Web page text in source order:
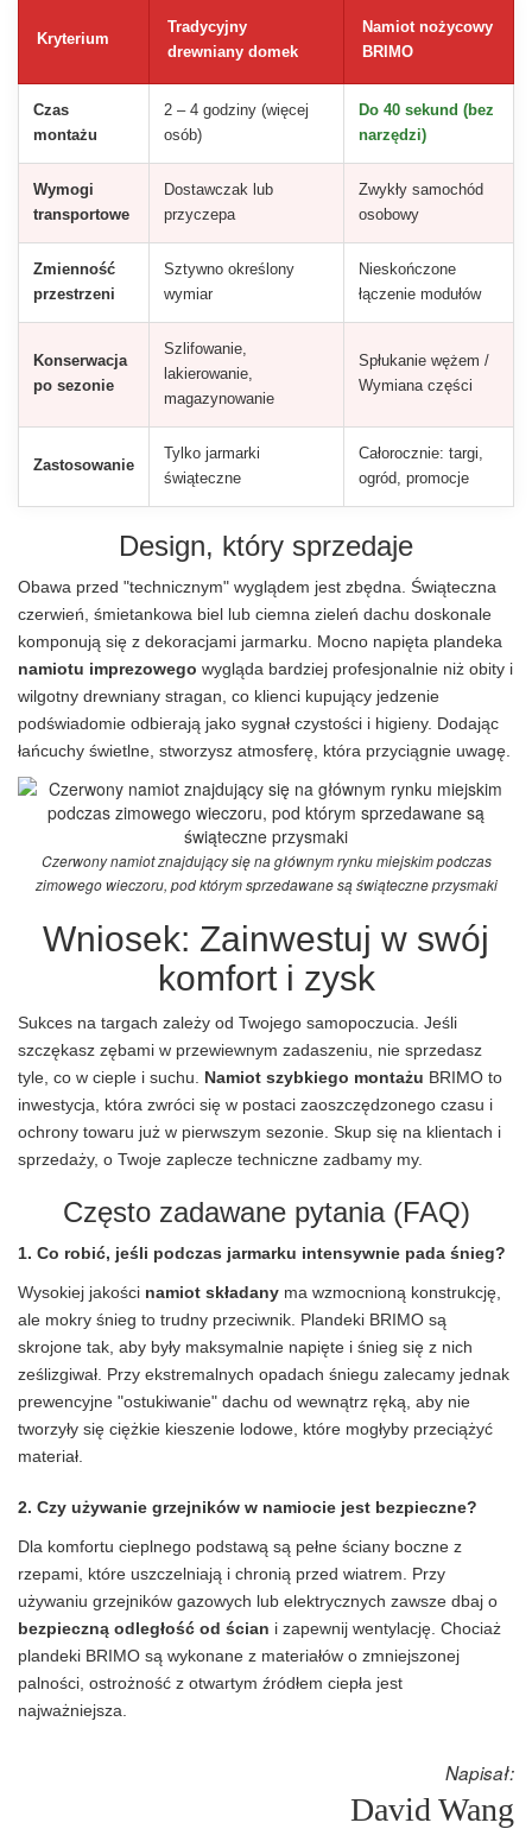
Kryterium
Tradycyjny
drewniany domek
Namiot nożycowy
BRIMO
Czas
montażu
2 – 4 godziny (więcej
osób)
Do 40 sekund (bez
narzędzi)
Wymogi
transportowe
Dostawczak lub
przyczepa
Zwykły samochód
osobowy
Zmienność
przestrzeni
Sztywno określony
wymiar
Nieskończone
łączenie modułów
Konserwacja
po sezonie
Szlifowanie,
lakierowanie,
magazynowanie
Spłukanie wężem /
Wymiana części
Zastosowanie
Tylko jarmarki
świąteczne
Całorocznie: targi,
ogród, promocje
Design, który sprzedaje
Obawa przed "technicznym" wyglądem jest zbędna. Świąteczna
czerwień, śmietankowa biel lub ciemna zieleń dachu doskonale
komponują się z dekoracjami jarmarku. Mocno napięta plandeka
namiotu imprezowego wygląda bardziej profesjonalnie niż obity i
wilgotny drewniany stragan, co klienci kupujący jedzenie
podświadomie odbierają jako sygnał czystości i higieny. Dodając
łańcuchy świetlne, stworzysz atmosferę, która przyciągnie uwagę.
Czerwony namiot znajdujący się na głównym rynku miejskim podczas
zimowego wieczoru, pod którym sprzedawane są świąteczne przysmaki
Wniosek: Zainwestuj w swój
komfort i zysk
Sukces na targach zależy od Twojego samopoczucia. Jeśli
szczękasz zębami w przewiewnym zadaszeniu, nie sprzedasz
tyle, co w cieple i suchu. Namiot szybkiego montażu BRIMO to
inwestycja, która zwróci się w postaci zaoszczędzonego czasu i
ochrony towaru już w pierwszym sezonie. Skup się na klientach i
sprzedaży, o Twoje zaplecze techniczne zadbamy my.
Często zadawane pytania (FAQ)
1. Co robić, jeśli podczas jarmarku intensywnie pada śnieg?
Wysokiej jakości namiot składany ma wzmocnioną konstrukcję,
ale mokry śnieg to trudny przeciwnik. Plandeki BRIMO są
skrojone tak, aby były maksymalnie napięte i śnieg się z nich
ześlizgiwał. Przy ekstremalnych opadach śniegu zalecamy jednak
prewencyjne "ostukiwanie" dachu od wewnątrz ręką, aby nie
tworzyły się ciężkie kieszenie lodowe, które mogłyby przeciążyć
materiał.
2. Czy używanie grzejników w namiocie jest bezpieczne?
Dla komfortu cieplnego podstawą są pełne ściany boczne z
rzepami, które uszczelniają i chronią przed wiatrem. Przy
używaniu grzejników gazowych lub elektrycznych zawsze dbaj o
bezpieczną odległość od ścian i zapewnij wentylację. Chociaż
plandeki BRIMO są wykonane z materiałów o zmniejszonej
palności, ostrożność z otwartym źródłem ciepła jest
najważniejsza.
Napisał:
David Wang